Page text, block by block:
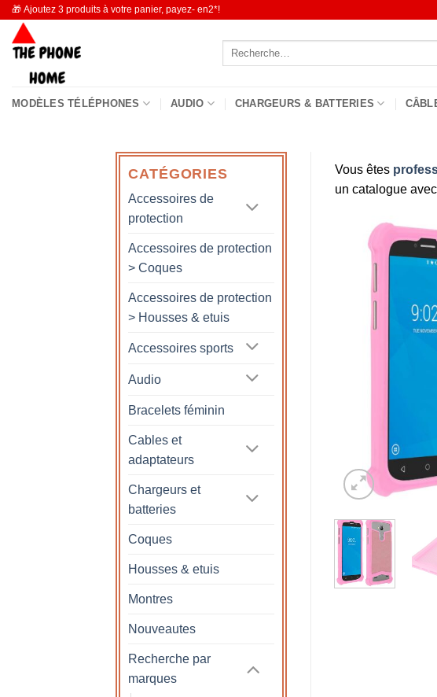
Passer
contenu
🎁 Ajoutez 3 produits à votre panier, payez- en2*!
Recherche
MODÈLES TÉLÉPHONES AUDIO CHARGEURS & BATTERIES
CATÉGORIES
Accessoires de
protection
Accessoires de protection
> Coques
Accessoires de protection
> Housses & etuis
Accessoires sports
Audio
Bracelets féminin
Cables et
adaptateurs
Chargeurs et
batteries
Coques
Housses & etuis
Montres
Nouveautes
Recherche par
marques
Vous êtes
un catalogue avec